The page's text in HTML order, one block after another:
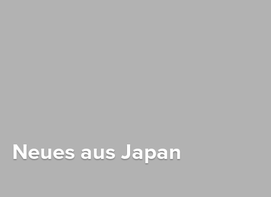
Neues aus Japan